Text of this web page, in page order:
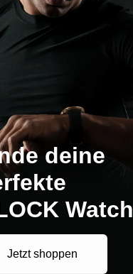
deine
Watch
Jetzt shoppen